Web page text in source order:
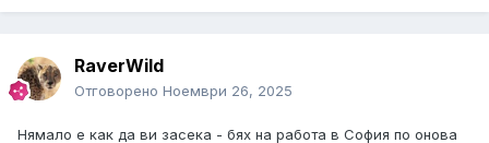
RaverWild
Отговорено Ноември 26, 2025
Нямало е как да ви засека - бях на работа в София по онова